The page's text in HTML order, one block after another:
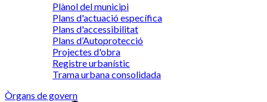
Plànol del municipi
Plans d'actuació específica
Plans d'accessibilitat
Plans d’Autoprotecció
Projectes d'obra
Registre urbanístic
Trama urbana consolidada
Òrgans de govern